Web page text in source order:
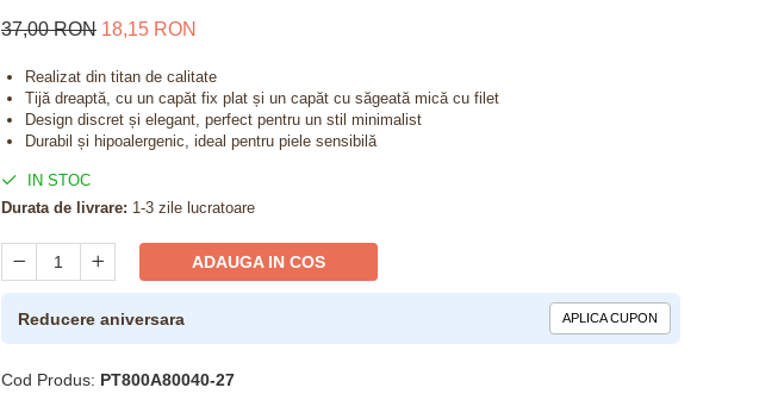
37,00 RON 18,15 RON
Realizat din titan de calitate
Tijă dreaptă, cu un capăt fix plat și un capăt cu săgeată mică cu filet
Design discret și elegant, perfect pentru un stil minimalist
Durabil și hipoalergenic, ideal pentru piele sensibilă
IN STOC
Durata de livrare: 1-3 zile lucratoare
ADAUGA IN COS
Reducere aniversara APLICA CUPON
Cod Produs: PT800A80040-27